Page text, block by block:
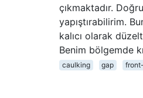
çıkmaktadır.
yapıştırabilirim.
kalıcı olarak
Benim bölgemde
caulking gap